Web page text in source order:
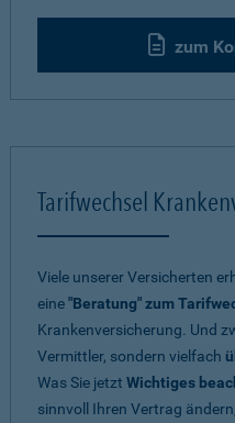
zum
Tarifwechsel
Viele unserer Versicherten
eine"Beratung" zum
Krankenversicherung. Und
Vermittler, sondern vielfach
Was Sie jetzt Wichtiges
sinnvoll Ihren Vertrag